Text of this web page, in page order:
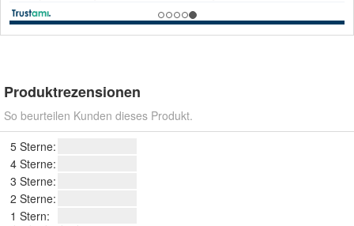
Produktrezensionen
So beurteilen Kunden dieses Produkt.
5 Sterne:
4 Sterne:
3 Sterne:
2 Sterne:
1 Stern: